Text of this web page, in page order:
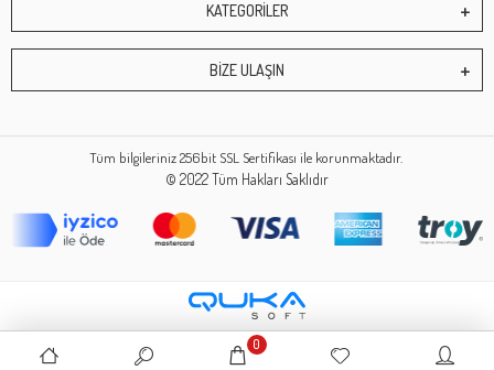
KATEGORİLER
BİZE ULAŞIN
Tüm bilgileriniz 256bit SSL Sertifikası ile korunmaktadır.
© 2022Tüm Hakları Saklıdır
0